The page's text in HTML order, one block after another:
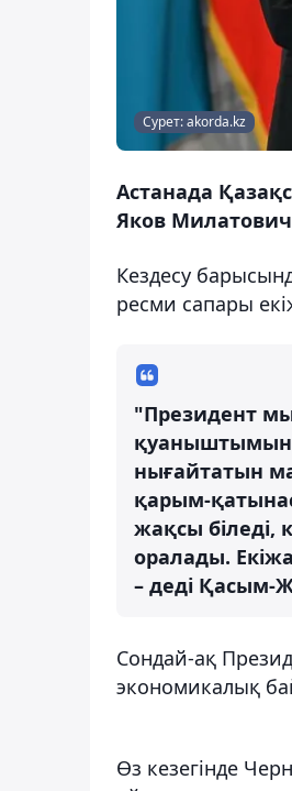
Сурет: akorda.kz
Астанада
Яков Милатович
Кездесу
ресми сапары
"Президент
қуаныштымын.
нығайтатын
қарым-
жақсы біледі,
оралады.
– деді Қасым-
Сондай-ақ
экономикалық
Өз кезегінде